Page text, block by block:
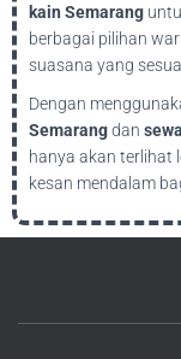
kain Semarang
berbagai pilihan
suasana yang
Dengan
Semarangdan
hanya akan terlihat
kesan mendalam